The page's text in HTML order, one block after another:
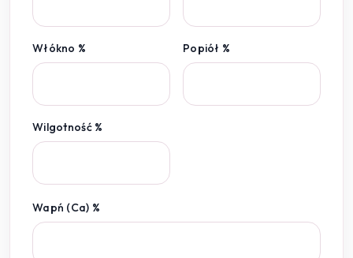
Włókno % Popiół %
Wilgotność %
Wapń (Ca) %